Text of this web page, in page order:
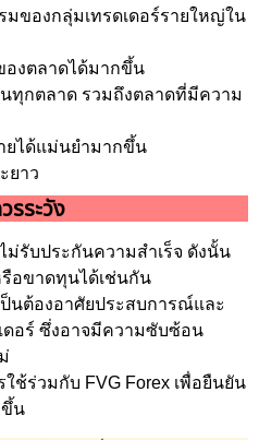
มของกลุ่มเทรดเดอร์รายใหญ่ใน
องตลาดได้มากขึ้น
ทุกตลาด รวมถึงตลาดที่มีความ
ยได้แม่นยำมากขึ้น
ยาว
รระวัง
ม่รับประกันความสำเร็จ ดังนั้น
รือขาดทุนได้เช่นกัน
ป็นต้องอาศัยประสบการณ์และ
ดอร์ ซึ่งอาจมีความซับซ้อน
ใช้ร่วมกับ FVG Forex เพื่อยืนยัน
น